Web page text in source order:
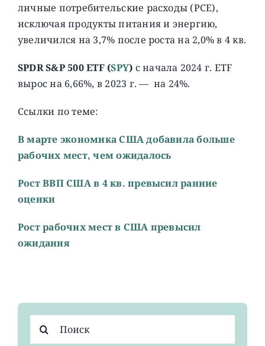
личные потребительские расходы (PCE),
исключая продукты питания и энергию,
увеличился на 3,7% после роста на 2,0% в 4 кв.
SPDR S&P 500 ETF (SPY) с начала 2024 г. ETF
вырос на 6,66%, в 2023 г. — на 24%.
Ссылки по теме:
В марте экономика США добавила больше
рабочих мест, чем ожидалось
Рост ВВП США в 4 кв. превысил ранние
оценки
Рост рабочих мест в США превысил
ожидания
поиска: